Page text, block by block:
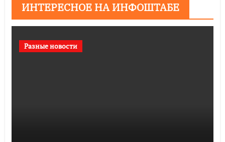
ИНТЕРЕСНОЕ НА ИНФОШТАБЕ
Разные новости